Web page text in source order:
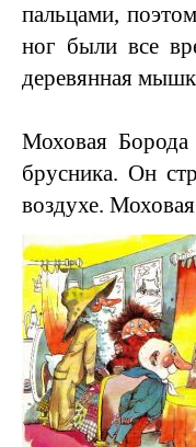
пальцами,
ног были все
деревянная
Моховая
брусника. Он
воздухе.